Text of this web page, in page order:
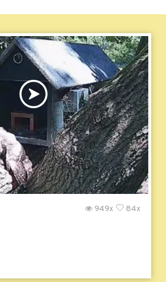
84x
949x